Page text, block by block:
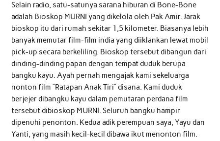
Selain radio, satu-satunya sarana hiburan di Bone-Bone
adalah Bioskop MURNI yang dikelola oleh Pak Amir. Jarak
bioskop itu dari rumah sekitar 1,5 kilometer. Biasanya lebih
banyak memutar film-film india yang diiklankan lewat mobil
pick-up secara berkeliling. Bioskop tersebut dibangun dari
dinding-dinding papan dengan tempat duduk berupa
bangku kayu. Ayah pernah mengajak kami sekeluarga
nonton film “Ratapan Anak Tiri” disana. Kami duduk
berjejer dibangku kayu dalam pemutaran perdana film
tersebut dibioskop MURNI. Seluruh bangku hampir
dipenuhi penonton. Kedua adik perempuan saya, Yayu dan
Yanti, yang masih kecil-kecil dibawa ikut menonton film.